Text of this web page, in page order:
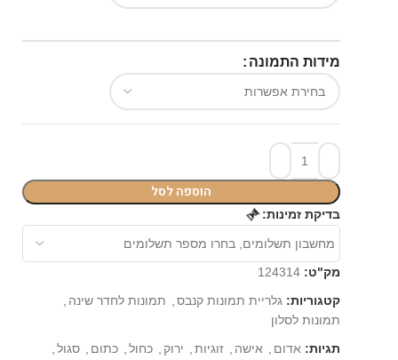
מידות התמונה
הוספה לסל
בדיקת זמינות:⏳
מק"ט: 124314
קטגוריות: גלריית תמונות קנבס תמונות לחדר שינה
תמונות לסלון
תגיות: אדום אישה זוגיות ירוק כחול כתום סגול